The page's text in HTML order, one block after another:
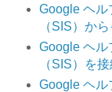
Google ヘル
（SIS）か
Google ヘル
（SIS）を
Google ヘル